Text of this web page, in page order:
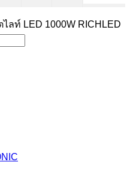
ลท์ LED 1000W RICHLED